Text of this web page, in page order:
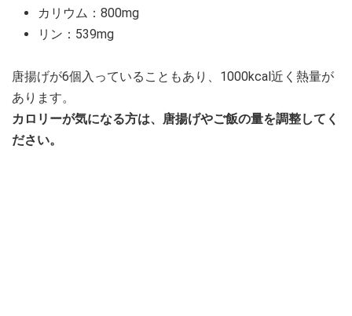
カリウム：800mg
リン：539mg
唐揚げが6個入っていることもあり、1000kcal近く熱量が
あります。
カロリーが気になる方は、唐揚げやご飯の量を調整してく
ださい。